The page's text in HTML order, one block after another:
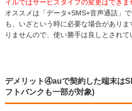
イルではサービスタイプの変更はできま
オススメは「データ+SMS+音声通話」
も、いざという時に必要な場合があり
りませんので、使い勝手は良しとされて
デメリット④auで契約した端末は
フトバンクも一部が対象)